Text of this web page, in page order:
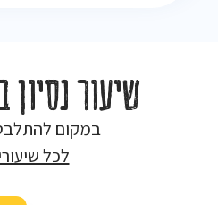
שיעור נסיון
במקום
לכל